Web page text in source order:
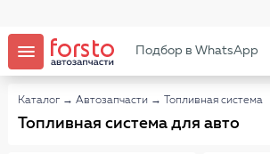
Подбор в WhatsApp
Каталог → Автозапчасти → Топливная система
Топливная система для авто